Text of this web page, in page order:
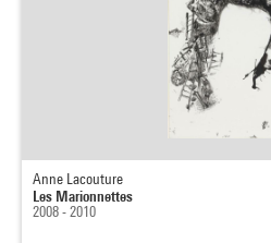
Anne Lacouture
Les Marionnettes
2008 - 2010